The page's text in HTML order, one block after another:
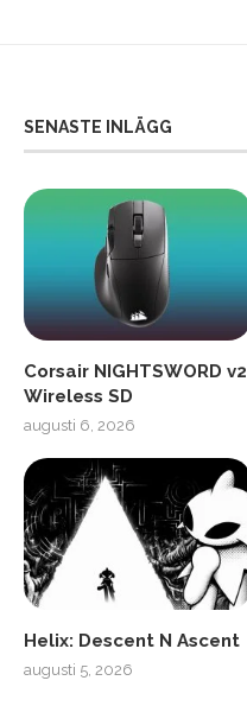
SENASTE INLÄGG
Corsair NIGHTSWORD v2
Wireless SD
augusti 6, 2026
Helix: Descent N Ascent
augusti 5, 2026